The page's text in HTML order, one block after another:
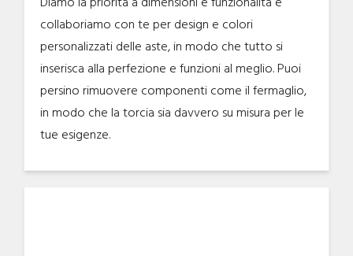
collaboriamo con te per design e colori
personalizzati delle aste, in modo che tutto si
inserisca alla perfezione e funzioni al meglio. Puoi
persino rimuovere componenti come il fermaglio,
in modo che la torcia sia davvero su misura per le
tue esigenze.